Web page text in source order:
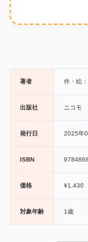
著者 作・絵
出版社 ニコモ
発行日 2025年
ISBN
価格 ¥1,430
対象年齢 1歳